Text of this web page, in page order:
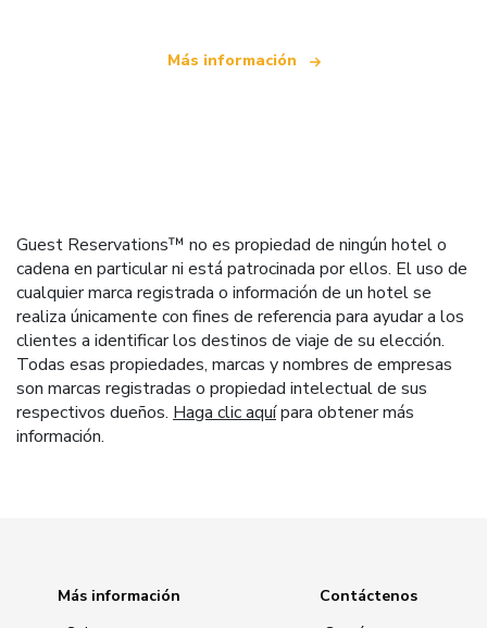
Más información
Guest Reservations™ no es propiedad de ningún hotel o
cadena en particular ni está patrocinada por ellos. El uso de
cualquier marca registrada o información de un hotel se
realiza únicamente con fines de referencia para ayudar a los
clientes a identificar los destinos de viaje de su elección.
Todas esas propiedades, marcas y nombres de empresas
son marcas registradas o propiedad intelectual de sus
respectivos dueños. Haga clic aquípara obtener más
información.
Más información
Contáctenos